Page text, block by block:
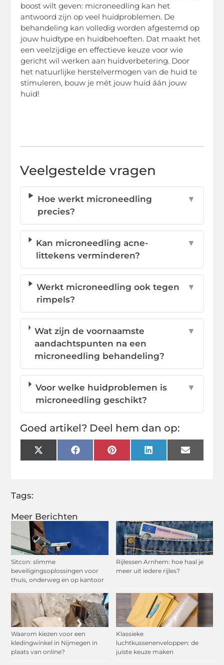
Meer Berichten
Sitcon: slimme
beveiligingsoplossingen voor
thuis, onderweg en op kantoor
Rijlessen Arnhem: hoe haal je
meer uit iedere rijles?
Waarom kiezen voor een
kledingwinkel in Nijmegen in
plaats van online?
Klassieke
luchtkussenenveloppen: de
juiste keuze maken
boost wilt geven: microneedling kan het
antwoord zijn op veel huidproblemen. De
behandeling kan volledig worden afgestemd op
jouw huidtype en huidbehoeften. Dat maakt het
een veelzijdige en effectieve keuze voor wie
gericht wil werken aan huidverbetering. Door
het natuurlijke herstelvermogen van de huid te
stimuleren, bouw je mét jouw huid áán jouw
huid!
Veelgestelde vragen
Hoe werkt microneedling
precies?
▼
Kan microneedling acne-
littekens verminderen?
▼
Werkt microneedling ook tegen
rimpels?
▼
Wat zijn de voornaamste
aandachtspunten na een
microneedling behandeling?
▼
Voor welke huidproblemen is
microneedling geschikt?
▼
Goed artikel? Deel hem dan op:
X
(Twitter)
FacebookPinterestLinkedInEmail
Tags: